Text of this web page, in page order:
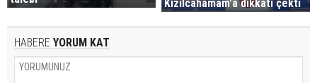
Kızılcahamam'a dikkati çekti
HABERE YORUM KAT